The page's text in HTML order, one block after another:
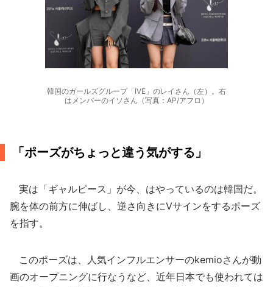
韓国のガールズグループ「IVE」のレイさん（左）。右
はメンバーのイソさん（写真：AP/アフロ）
「ポーズがちょっと違う気がする」
実は「ギャルピース」が今、はやっているのは韓国だ。
腕を体の前方に伸ばし、逆さ向きにVサインをするポーズ
を指す。
このポーズは、人気インフルエンサーのkemioさんが動
画のオープニングに行なうなど、近年日本でも使われては